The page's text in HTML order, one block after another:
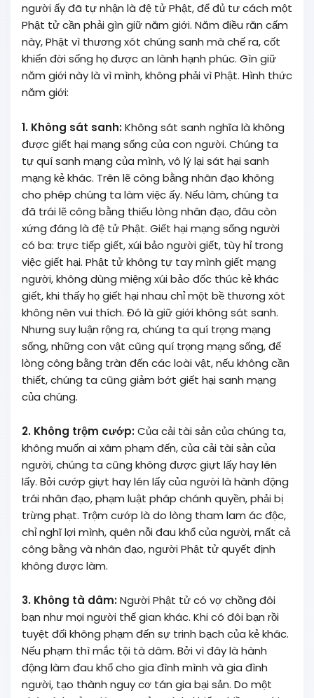
người ấy đã tự nhận là đệ tử Phật, để đủ tư cách một
Phật tử cần phải gìn giữ năm giới. Năm điều răn cấm
này, Phật vì thương xót chúng sanh mà chế ra, cốt
khiến đời sống họ được an lành hạnh phúc. Gìn giữ
năm giới này là vì mình, không phải vì Phật. Hình thức
năm giới:
1. Không sát sanh:Không sát sanh nghĩa là không
được giết hại mạng sống của con người. Chúng ta
tự quí sanh mạng của mình, vô lý lại sát hại sanh
mạng kẻ khác. Trên lẽ công bằng nhân đạo không
cho phép chúng ta làm việc ấy. Nếu làm, chúng ta
đã trái lẽ công bằng thiếu lòng nhân đạo, đâu còn
xứng đáng là đệ tử Phật. Giết hại mạng sống người
có ba: trực tiếp giết, xúi bảo người giết, tùy hỉ trong
việc giết hại. Phật tử không tự tay mình giết mạng
người, không dùng miệng xúi bảo đốc thúc kẻ khác
giết, khi thấy họ giết hại nhau chỉ một bề thương xót
không nên vui thích. Đó là giữ giới không sát sanh.
Nhưng suy luận rộng ra, chúng ta quí trọng mạng
sống, những con vật cũng quí trọng mạng sống, để
lòng công bằng tràn đến các loài vật, nếu không cần
thiết, chúng ta cũng giảm bớt giết hại sanh mạng
của chúng.
2. Không trộm cướp:Của cải tài sản của chúng ta,
không muốn ai xâm phạm đến, của cải tài sản của
người, chúng ta cũng không được giựt lấy hay lén
lấy. Bởi cướp giựt hay lén lấy của người là hành động
trái nhân đạo, phạm luật pháp chánh quyền, phải bị
trừng phạt. Trộm cướp là do lòng tham lam ác độc,
chỉ nghĩ lợi mình, quên nỗi đau khổ của người, mất cả
công bằng và nhân đạo, người Phật tử quyết định
không được làm.
3. Không tà dâm:Người Phật tử có vợ chồng đôi
bạn như mọi người thế gian khác. Khi có đôi bạn rồi
tuyệt đối không phạm đến sự trinh bạch của kẻ khác.
Nếu phạm thì mắc tội tà dâm. Bởi vì đây là hành
động làm đau khổ cho gia đình mình và gia đình
người, tạo thành nguy cơ tán gia bại sản. Do một